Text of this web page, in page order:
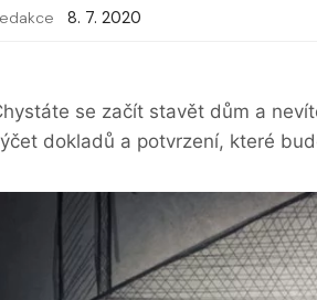
8. 7. 2020
se začít stavět dům a
dokladů a potvrzení, které